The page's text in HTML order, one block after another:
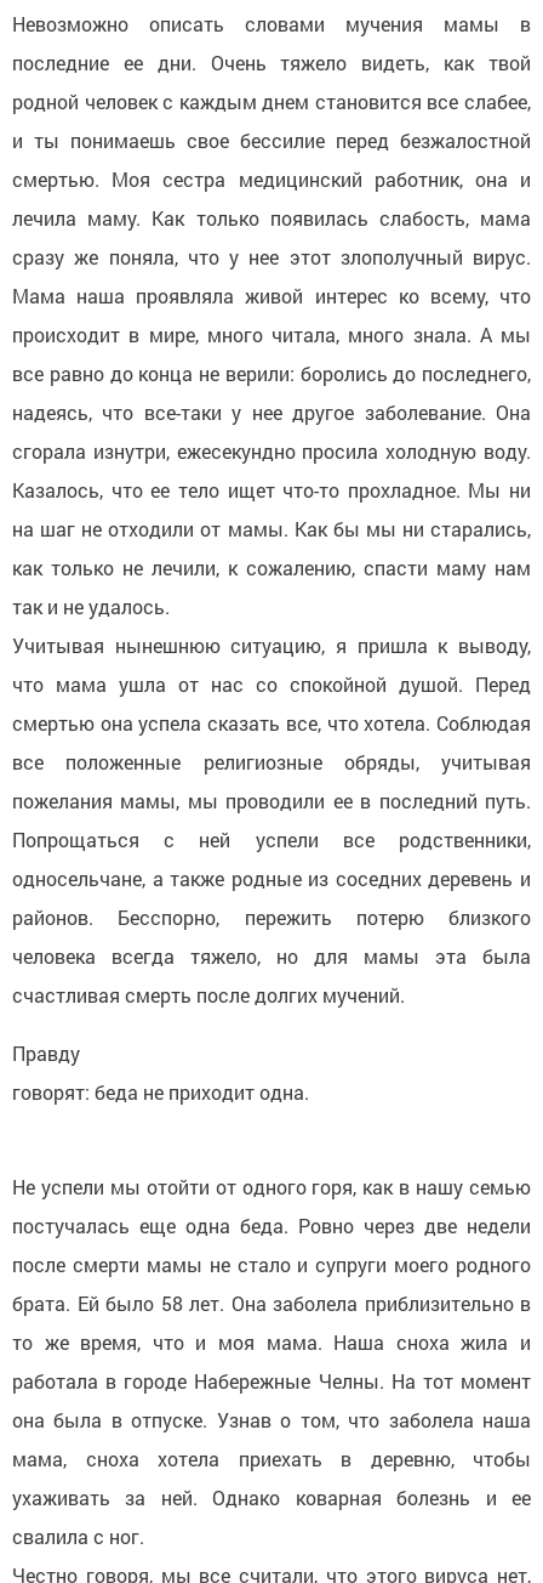
Невозможно описать словами мучения мамы в
последние ее дни. Очень тяжело видеть, как твой
родной человек с каждым днем становится все слабее,
и ты понимаешь свое бессилие перед безжалостной
смертью. Моя сестра медицинский работник, она и
лечила маму. Как только появилась слабость, мама
сразу же поняла, что у нее этот злополучный вирус.
Мама наша проявляла живой интерес ко всему, что
происходит в мире, много читала, много знала. А мы
все равно до конца не верили: боролись до последнего,
надеясь, что все-таки у нее другое заболевание. Она
сгорала изнутри, ежесекундно просила холодную воду.
Казалось, что ее тело ищет что-то прохладное. Мы ни
на шаг не отходили от мамы. Как бы мы ни старались,
как только не лечили, к сожалению, спасти маму нам
так и не удалось.
Учитывая нынешнюю ситуацию, я пришла к выводу,
что мама ушла от нас со спокойной душой. Перед
смертью она успела сказать все, что хотела. Соблюдая
все положенные религиозные обряды, учитывая
пожелания мамы, мы проводили ее в последний путь.
Попрощаться с ней успели все родственники,
односельчане, а также родные из соседних деревень и
районов. Бесспорно, пережить потерю близкого
человека всегда тяжело, но для мамы эта была
счастливая смерть после долгих мучений.
Правду
говорят: беда не приходит одна.
Не успели мы отойти от одного горя, как в нашу семью
постучалась еще одна беда. Ровно через две недели
после смерти мамы не стало и супруги моего родного
брата. Ей было 58 лет. Она заболела приблизительно в
то же время, что и моя мама. Наша сноха жила и
работала в городе Набережные Челны. На тот момент
она была в отпуске. Узнав о том, что заболела наша
мама, сноха хотела приехать в деревню, чтобы
ухаживать за ней. Однако коварная болезнь и ее
свалила с ног.
Честно говоря, мы все считали, что этого вируса нет,